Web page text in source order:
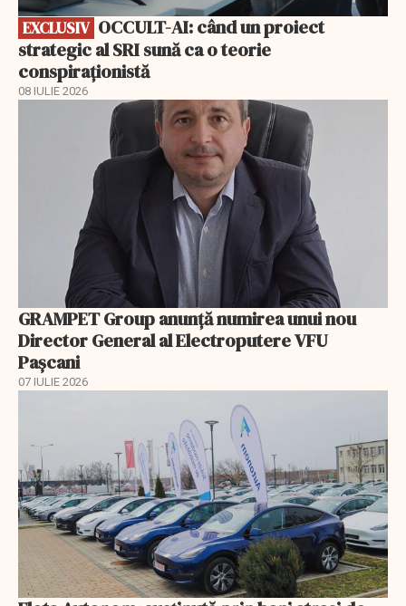
EXCLUSIV
strategic al SRI sună ca o teorie
conspiraționistă
08 IULIE 2026
GRAMPET Group anunță numirea unui nou
Director General al Electroputere VFU
Pașcani
07 IULIE 2026